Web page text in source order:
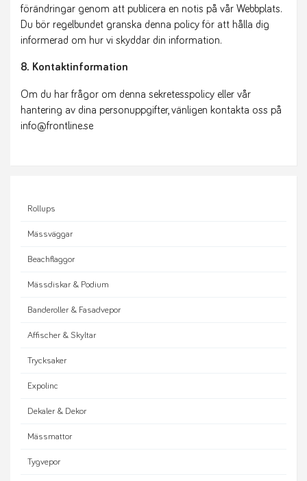
Rollups
Mässväggar
Beachflaggor
Mässdiskar & Podium
Banderoller & Fasadvepor
Affischer & Skyltar
Trycksaker
Expolinc
Dekaler & Dekor
Mässmattor
Tygvepor
förändringar genom att publicera en notis på vår Webbplats.
Du bör regelbundet granska denna policy för att hålla dig
informerad om hur vi skyddar din information.
8. Kontaktinformation
Om du har frågor om denna sekretesspolicy eller vår
hantering av dina personuppgifter, vänligen kontakta oss på
info@frontline.se